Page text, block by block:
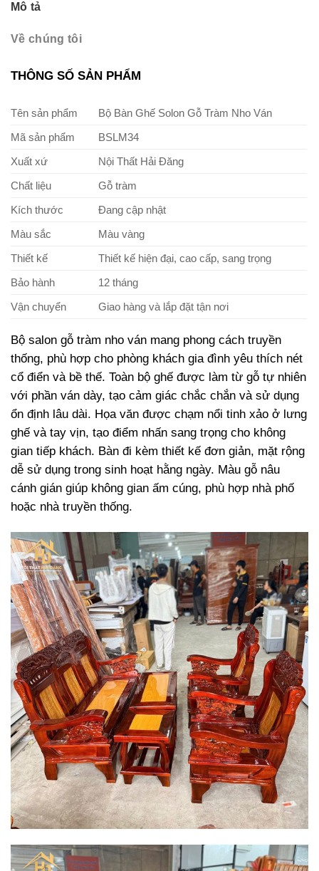
Mô tả
Về chúng tôi
THÔNG SỐ SẢN PHẨM
Tên sản phẩm
Bộ Bàn Ghế Solon Gỗ Tràm Nho Ván
Mã sản phẩm
BSLM34
Xuất xứ
Nội Thất Hải Đăng
Chất liệu
Gỗ tràm
Kích thước
Đang cập nhật
Màu sắc
Màu vàng
Thiết kế
Thiết kế hiện đại, cao cấp, sang trọng
Bảo hành
12 tháng
Vận chuyển
Giao hàng và lắp đặt tận nơi
Bộ salon gỗ tràm nho ván mang phong cách truyền
thống, phù hợp cho phòng khách gia đình yêu thích nét
cổ điển và bề thế. Toàn bộ ghế được làm từ gỗ tự nhiên
với phần ván dày, tạo cảm giác chắc chắn và sử dụng
ổn định lâu dài. Họa văn được chạm nổi tinh xảo ở lưng
ghế và tay vịn, tạo điểm nhấn sang trọng cho không
gian tiếp khách. Bàn đi kèm thiết kế đơn giản, mặt rộng
dễ sử dụng trong sinh hoạt hằng ngày. Màu gỗ nâu
cánh gián giúp không gian ấm cúng, phù hợp nhà phố
hoặc nhà truyền thống.